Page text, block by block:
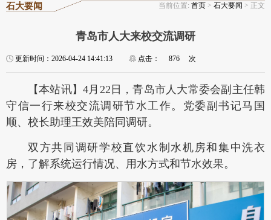
石大要闻 当前位置: 首页 > 石大要闻 > 正文
青岛市人大来校交流调研
更新时间：2026-04-24 14:41:13 点击： 876 次
【本站讯】4月22日，青岛市人大常委会副主任韩
守信一行来校交流调研节水工作。党委副书记马国
顺、校长助理王效美陪同调研。
双方共同调研学校直饮水制水机房和集中洗衣
房，了解系统运行情况、用水方式和节水效果。